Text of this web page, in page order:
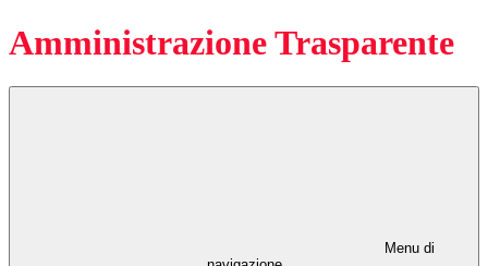
Amministrazione Trasparente
Menu di